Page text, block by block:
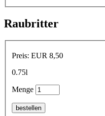
Raubritter
Preis: EUR 8,50
0.75l
Menge